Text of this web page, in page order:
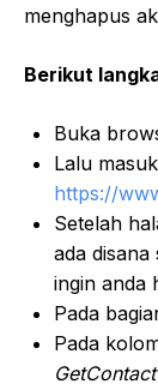
menghapus
Berikut
Buka
Lalu
https://
Setelah
ada
ingin anda
Pada
Pada